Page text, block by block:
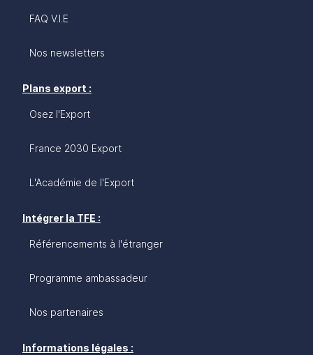
FAQ V.I.E
Nos newsletters
Plans export :
Osez l'Export
France 2030 Export
L'Académie de l'Export
Intégrer la TFE :
Référencements à l'étranger
Programme ambassadeur
Nos partenaires
Informations légales :